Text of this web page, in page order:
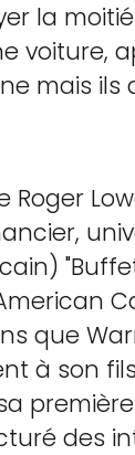
la
voiture,
mais ils
Roger
que
à son
des